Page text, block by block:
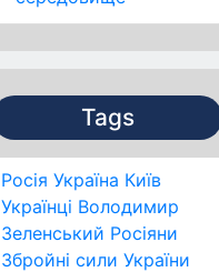
Tags
Росія Україна Київ
Українці Володимир
Зеленський Росіяни
Збройні сили України